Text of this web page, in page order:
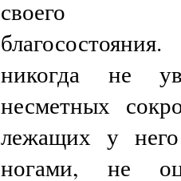
своего
никогда не
несметных
лежащих у
ногами, не